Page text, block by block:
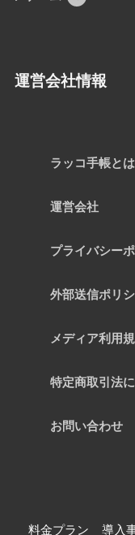
運営会社情報
ラッコ手帳と
運営会社
プライバシー
外部送信ポリ
メディア利用
特定商取引法
お問い合わせ
料金プラン 導入